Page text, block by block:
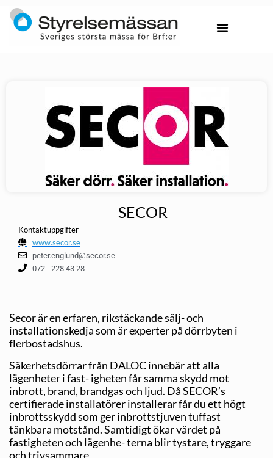
SECOR
Kontaktuppgifter
www.secor.se
peter.englund@secor.se
072 - 228 43 28
Secor är en erfaren, rikstäckande sälj- och
installationskedja som är experter på dörrbyten i
flerbostadshus.
Säkerhetsdörrar från DALOC innebär att alla
lägenheter i fast- igheten får samma skydd mot
inbrott, brand, brandgas och ljud. Då SECOR’s
certifierade installatörer installerar får du ett högt
inbrottsskydd som ger inbrottstjuven tuffast
tänkbara motstånd. Samtidigt ökar värdet på
fastigheten och lägenhe- terna blir tystare, tryggare
och trivsammare